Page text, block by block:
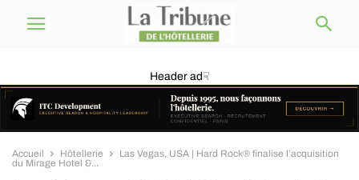
Header ad☟
Accueil Hôtellerie
Las Vegas, USA | Hard Rock® finalise l’acquisition
du Mirage Hotel &...